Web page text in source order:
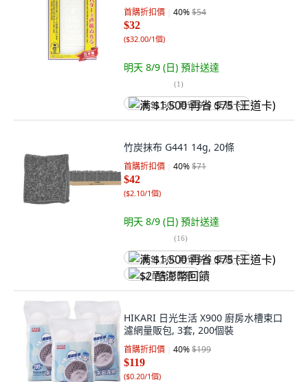
首購折扣價 40%$54
$32
($32.00/1個)
明天 8/9 (日) 預計送達
(1)
满 $1,500 再省 $75 (王道卡)
竹炭抹布 G441 14g, 20條
首購折扣價 40%$71
$42
($2.10/1個)
明天 8/9 (日) 預計送達
(16)
满 $1,500 再省 $75 (王道卡)
$2 酷澎幣回饋
HIKARI 日光生活 X900 廚房水槽束口
濾網量販包, 3套, 200個裝
首購折扣價 40%$199
$119
($0.20/1個)